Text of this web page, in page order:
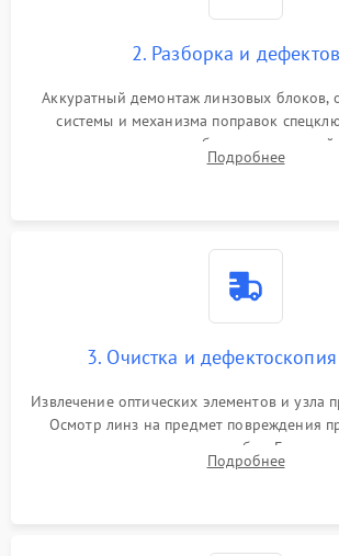
2. Разборка и
Аккуратный демонтаж линзовых блоков,
системы и механизма поправок
внутренних резьбовых
уплотнительных колец. Поиск причин
Подробнее
3. Очистка и
Извлечение оптических элементов и узла
Осмотр линз на предмет повреждения
покрытия или появления грибка.
спецрастворами. Проверка целостности
Подробнее